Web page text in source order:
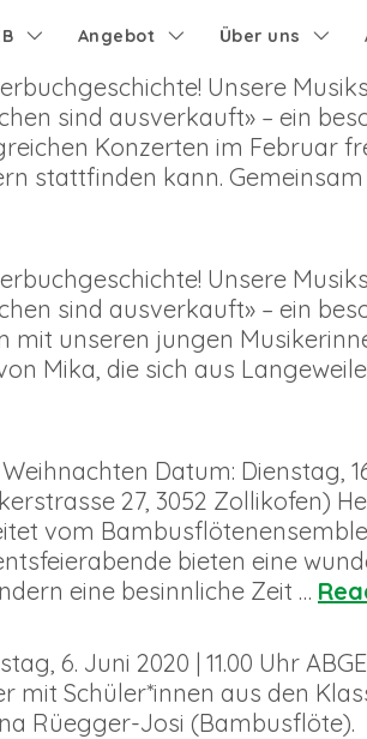
Angebot Über uns
Unsere
sind ausverkauft» – ein
Konzerten im Februar
stattfinden kann.
Unsere
sind ausverkauft» – ein
mit unseren jungen
Mika, die sich aus
Datum: Dienstag,
27, 3052 Zollikofen)
vom
bieten eine
eine besinnliche Zeit …
6. Juni 2020 | 11.00 Uhr
mit Schüler*innen aus den
Rüegger-Josi (Bambusflöte).